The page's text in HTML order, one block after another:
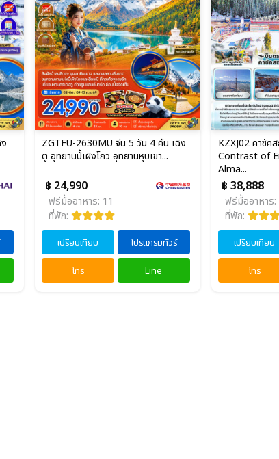
ZGTFU-2630MU จีน 5 วัน 4 คืน เฉิง
ตู อุทยานปี้เผิงโกว อุทยานหุบเขา...
฿ 24,990
ฟรีมื้ออาหาร: 11
ที่พัก:
เปรียบเทียบ โปรแกรมทัวร์
โทร Line
KZXJ02 คาซัค
Contrast of
Alma...
฿ 38,888
ฟรีมื้ออาหาร:
ที่พัก:
เปรียบเทียบ
โทร